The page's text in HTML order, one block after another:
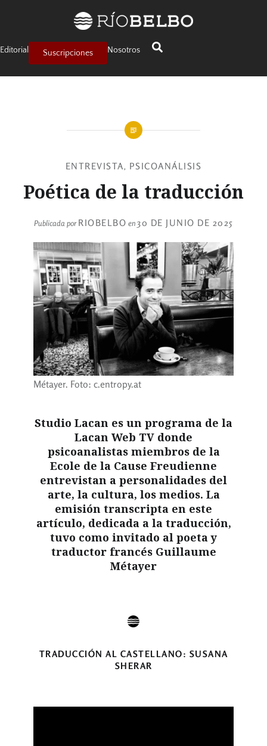
Editorial Suscripciones Nosotros
ENTREVISTA, PSICOANÁLISIS
Poética de la traducción
Publicada porRIOBELBO en30 DE JUNIO DE 2025
Métayer. Foto: c.entropy.at
Studio Lacan es un programa de la
Lacan Web TV donde
psicoanalistas miembros de la
Ecole de la Cause Freudienne
entrevistan a personalidades del
arte, la cultura, los medios. La
emisión transcripta en este
artículo, dedicada a la traducción,
tuvo como invitado al poeta y
traductor francés Guillaume
Métayer
TRADUCCIÓN AL CASTELLANO: SUSANA
SHERAR